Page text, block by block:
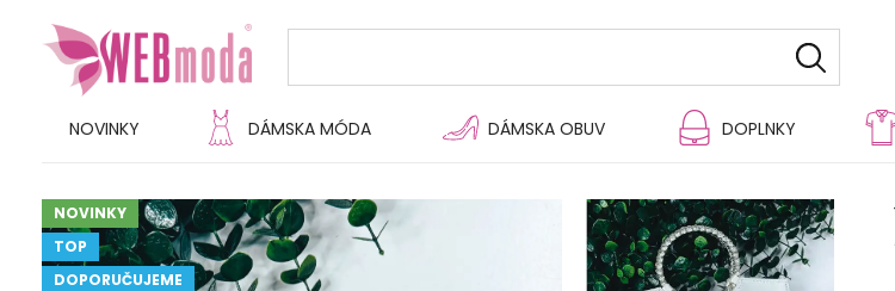
NOVINKY DÁMSKA MÓDA DÁMSKA OBUV DOPLNKY
NOVINKY
TOP
DOPORUČUJEME